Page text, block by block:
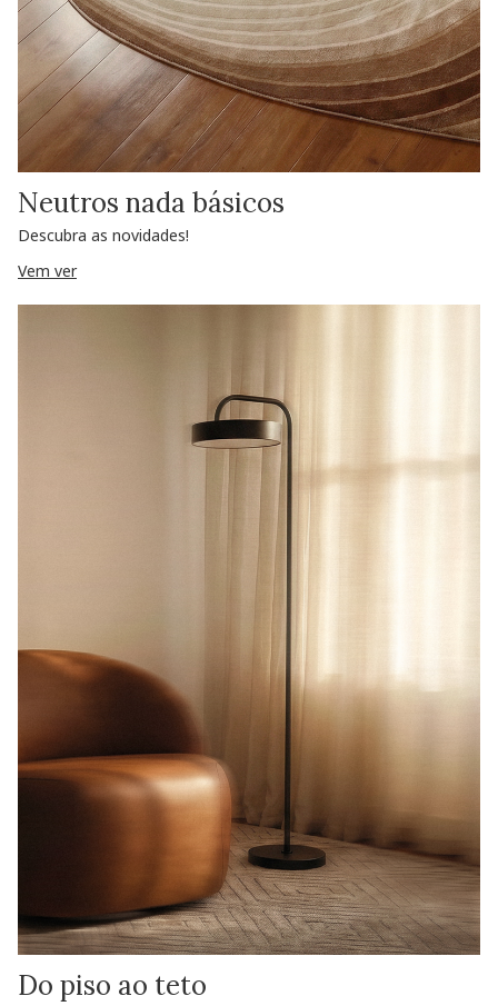
Neutros nada básicos
Descubra as novidades!
Vem ver
Do piso ao teto